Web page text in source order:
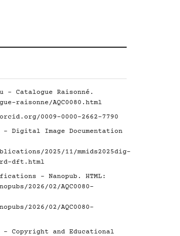
- Catalogue Raisonné.
raisonne/AQC0080.html
0009-0000-2662-7790
- Digital Image Documentation
2025/11/mmids2025dig-
dft.html
- Nanopub. HTML:
2026/02/AQC0080-
2026/02/AQC0080-
- Copyright and Educational